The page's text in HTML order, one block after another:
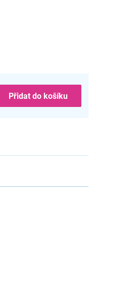
Přidat do košíku